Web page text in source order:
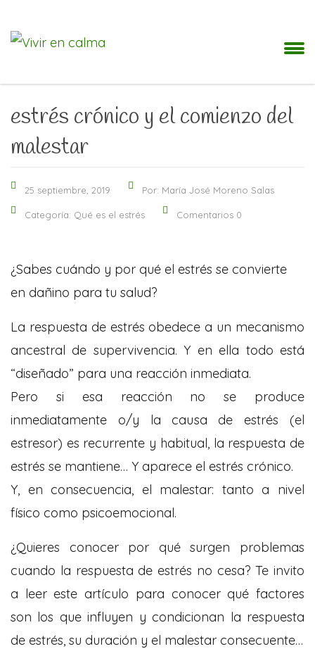
estrés crónico y el comienzo del
malestar
25 septiembre, 2019 Por: María José Moreno Salas
Categoría: Qué es el estrés Comentarios 0
¿Sabes cuándo y por qué el estrés se convierte
en dañino para tu salud?
La respuesta de estrés obedece a un mecanismo
ancestral de supervivencia. Y en ella todo está
“diseñado” para una reacción inmediata.
Pero si esa reacción no se produce
inmediatamente o/y la causa de estrés (el
estresor) es recurrente y habitual, la respuesta de
estrés se mantiene… Y aparece el estrés crónico.
Y, en consecuencia, el malestar: tanto a nivel
físico como psicoemocional.
¿Quieres conocer por qué surgen problemas
cuando la respuesta de estrés no cesa? Te invito
a leer este artículo para conocer qué factores
son los que influyen y condicionan la respuesta
de estrés, su duración y el malestar consecuente…